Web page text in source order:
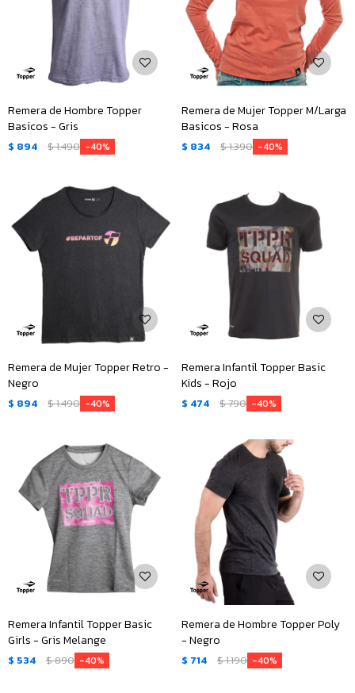
Remera de Hombre Topper
Basicos - Gris
$ 894 $1.490 40
Remera de Mujer Topper M/Larga
Basicos - Rosa
$ 834 $1.390 40
Remera de Mujer Topper Retro -
Negro
$ 894 $1.490 40
Remera Infantil Topper Basic
Kids - Rojo
$ 474 $790 40
Remera Infantil Topper Basic
Girls - Gris Melange
$ 534 $890 40
Remera de Hombre Topper Poly
- Negro
$ 714 $1.190 40